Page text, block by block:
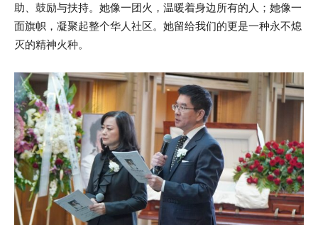
助、鼓励与扶持。她像一团火，温暖着身边所有的人；她像一
面旗帜，凝聚起整个华人社区。她留给我们的更是一种永不熄
灭的精神火种。